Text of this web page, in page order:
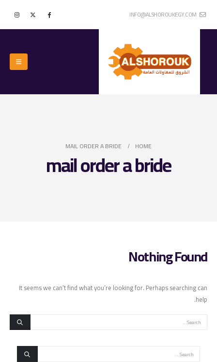
INFO@ALSHOROUKEGY.COM
HOME
MAIL ORDER A BRIDE
mail order a bride
Nothing Found
It seems we can’t find what you’re looking for. Perhaps searching can
help.